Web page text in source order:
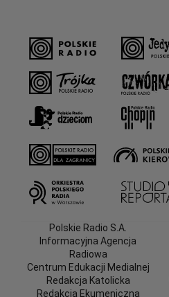
Polskie Radio S.A.
Informacyjna Agencja
Radiowa
Centrum Edukacji Medialnej
Redakcja Katolicka
Redakcja Ekumeniczna